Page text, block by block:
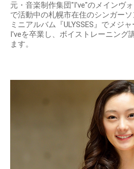
元・音楽制作集団"I've"のメインヴ
で活動中の札幌市在住のシンガー
ミニアルバム『ULYSSES』でメジ
I'veを卒業し、ボイストレーニング
ます。